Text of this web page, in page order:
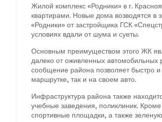
Жилой комплекс «Родники» в г.
квартирами. Новые дома возводятся в
«Родники» от застройщика ГСК
условиях вдали от шума и суеты.
Основным преимуществом этого ЖК
далеко от оживленных
сообщение района позволяет быстро и
маршрутке, так и на своем авто.
Инфраструктура района также
учебные заведения, поликлиник.
спортивные площадки, а также